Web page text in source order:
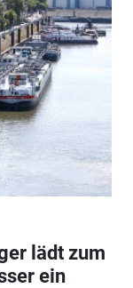
lädt zum
ein